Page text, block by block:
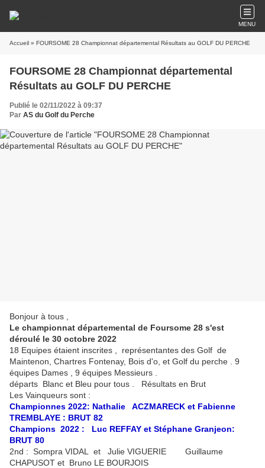
MENU
Accueil » FOURSOME 28 Championnat départemental Résultats au GOLF DU PERCHE
FOURSOME 28 Championnat départemental
Résultats au GOLF DU PERCHE
Publié le 02/11/2022 à 09:37
Par AS du Golf du Perche
Bonjour à tous ,
Le championnat départemental de Foursome 28 s'est
déroulé le 30 octobre 2022
18 Equipes étaient inscrites , représentantes des Golf de
Maintenon, Chartres Fontenay, Bois d'o, et Golf du perche . 9
équipes Dames , 9 équipes Messieurs .
départs Blanc et Bleu pour tous . Résultats en Brut
Les Vainqueurs sont :
Championnes 2022: Nathalie ACZMARECK et Fabienne
TREMBLAYE : BRUT 82
Champions 2022 : Luc REFFAY et Stéphane Granjeon:
BRUT 80
2nd : Sompra VIDAL et Julie VIGUERIE Guillaume
CHAPUSOT et Bruno LE BOURJOIS